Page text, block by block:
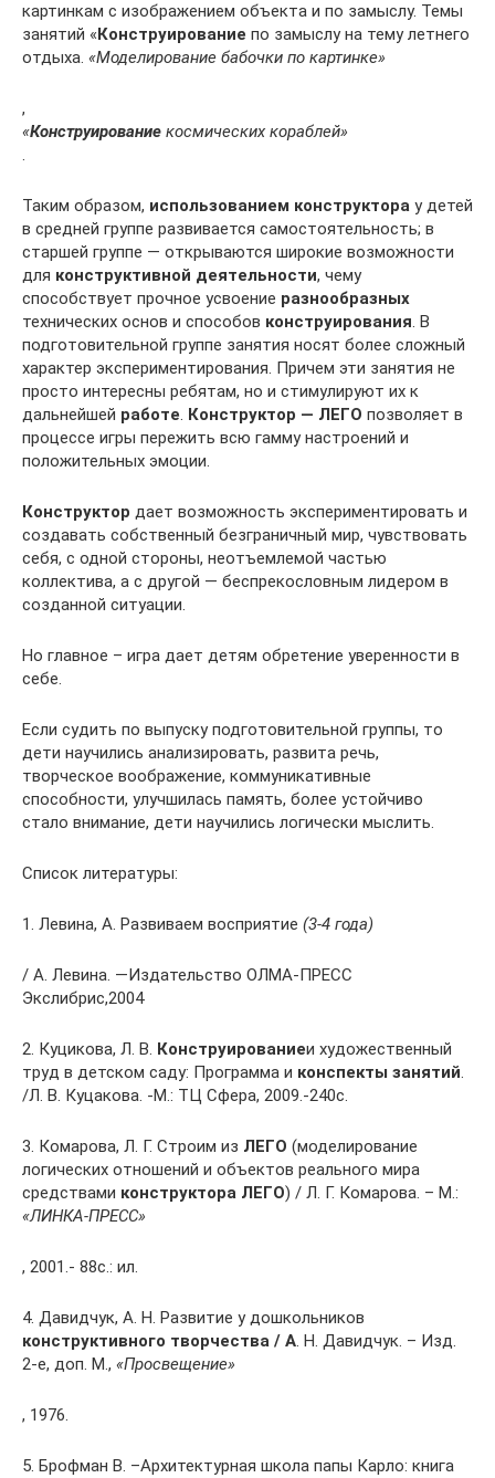
картинкам с изображением объекта и по замыслу. Темы
занятий «Конструирование по замыслу на тему летнего
отдыха. «Моделирование бабочки по картинке»
,
«Конструирование космических кораблей»
.
Таким образом, использованием конструктора у детей
в средней группе развивается самостоятельность; в
старшей группе — открываются широкие возможности
для конструктивной деятельности, чему
способствует прочное усвоение разнообразных
технических основ и способов конструирования. В
подготовительной группе занятия носят более сложный
характер экспериментирования. Причем эти занятия не
просто интересны ребятам, но и стимулируют их к
дальнейшей работе. Конструктор — ЛЕГО позволяет в
процессе игры пережить всю гамму настроений и
положительных эмоции.
Конструктор дает возможность экспериментировать и
создавать собственный безграничный мир, чувствовать
себя, с одной стороны, неотъемлемой частью
коллектива, а с другой — беспрекословным лидером в
созданной ситуации.
Но главное – игра дает детям обретение уверенности в
себе.
Если судить по выпуску подготовительной группы, то
дети научились анализировать, развита речь,
творческое воображение, коммуникативные
способности, улучшилась память, более устойчиво
стало внимание, дети научились логически мыслить.
Список литературы:
1. Левина, А. Развиваем восприятие (3-4 года)
/ А. Левина. —Издательство ОЛМА-ПРЕСС
Экслибрис,2004
2. Куцикова, Л. В. Конструированиеи художественный
труд в детском саду: Программа и конспекты занятий.
/Л. В. Куцакова. -М.: ТЦ Сфера, 2009.-240с.
3. Комарова, Л. Г. Строим из ЛЕГО (моделирование
логических отношений и объектов реального мира
средствами конструктора ЛЕГО) / Л. Г. Комарова. – М.:
«ЛИНКА-ПРЕСС»
, 2001.- 88с.: ил.
4. Давидчук, А. Н. Развитие у дошкольников
конструктивного творчества / А. Н. Давидчук. – Изд.
2-е, доп. М., «Просвещение»
, 1976.
5. Брофман В. –Архитектурная школа папы Карло: книга